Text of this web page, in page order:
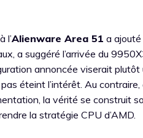
l’Alienware Area 51 a
a suggéré l’arrivée du
annoncée viserait
pas éteint l’intérêt. Au
la vérité se construit
la stratégie CPU d’AMD.